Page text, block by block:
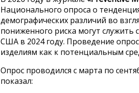
Национального опроса о
демографических различий во
пониженного риска могут служить
США в 2024 году. Проведение
изделиям как к потенциальным
Опрос проводился с марта по
показал: